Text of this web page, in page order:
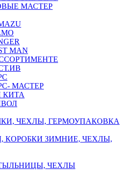
МАСТЕР
MAN
МАСТЕР
КИТА
ЧЕХЛЫ, ГЕРМОУПАКОВКА
ЗИМНИЕ, ЧЕХЛЫ,
ЧЕХЛЫ